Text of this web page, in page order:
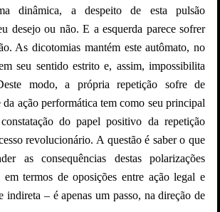
dinâmica, a despeito de esta pulsão
desejo ou não. E a esquerda parece sofrer
As dicotomias mantém este autômato, no
seu sentido estrito e, assim, impossibilita
modo, a própria repetição sofre de
da ação performática tem como seu principal
do papel positivo da repetição
revolucionário. A questão é saber o que
as consequências destas polarizações
termos de oposições entre ação legal e
indireta – é apenas um passo, na direção de